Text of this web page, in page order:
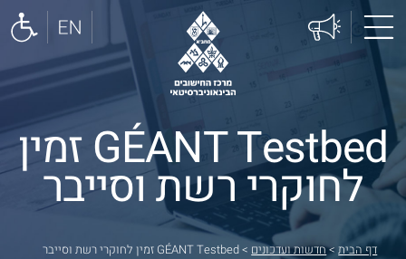
דף הבית>חדשות ועדכונים >GÉANT Testbed זמין לחוקרי רשת וסייבר
GÉANT Testbed זמין
לחוקרי רשת וסייבר